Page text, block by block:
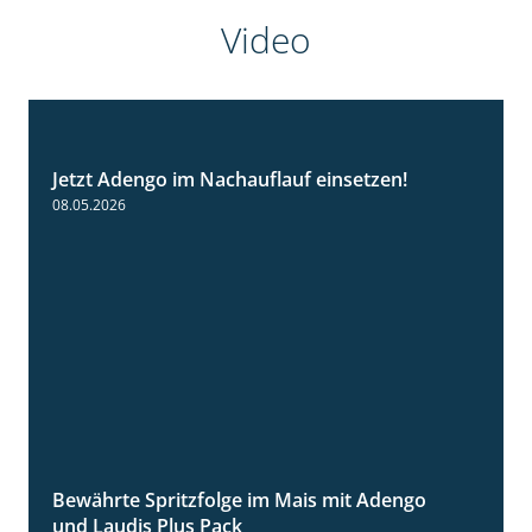
Video
1:32
Jetzt Adengo im Nachauflauf einsetzen!
08.05.2026
1:22
Bewährte Spritzfolge im Mais mit Adengo
und Laudis Plus Pack